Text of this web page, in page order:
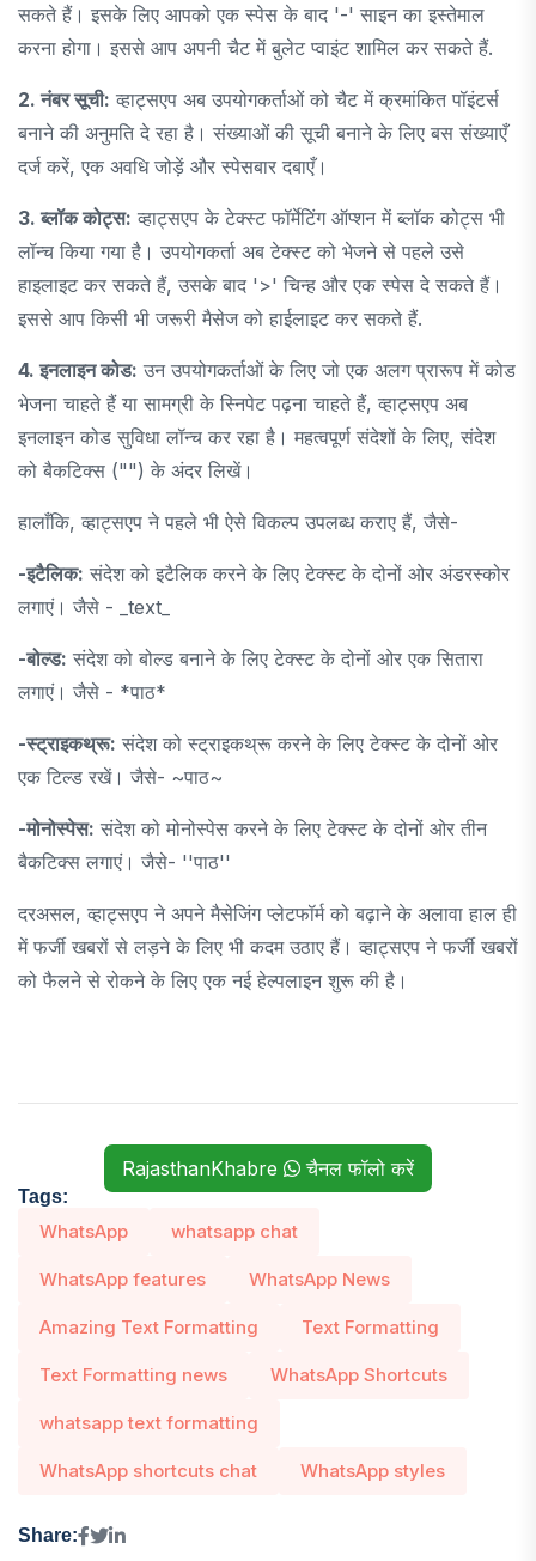
सकते हैं। इसके लिए आपको एक स्पेस के बाद '-' साइन का इस्तेमाल
करना होगा। इससे आप अपनी चैट में बुलेट प्वाइंट शामिल कर सकते हैं.
2. नंबर सूची: व्हाट्सएप अब उपयोगकर्ताओं को चैट में क्रमांकित पॉइंटर्स
बनाने की अनुमति दे रहा है। संख्याओं की सूची बनाने के लिए बस संख्याएँ
दर्ज करें, एक अवधि जोड़ें और स्पेसबार दबाएँ।
3. ब्लॉक कोट्स: व्हाट्सएप के टेक्स्ट फॉर्मेटिंग ऑप्शन में ब्लॉक कोट्स भी
लॉन्च किया गया है। उपयोगकर्ता अब टेक्स्ट को भेजने से पहले उसे
हाइलाइट कर सकते हैं, उसके बाद '>' चिन्ह और एक स्पेस दे सकते हैं।
इससे आप किसी भी जरूरी मैसेज को हाईलाइट कर सकते हैं.
4. इनलाइन कोड: उन उपयोगकर्ताओं के लिए जो एक अलग प्रारूप में कोड
भेजना चाहते हैं या सामग्री के स्निपेट पढ़ना चाहते हैं, व्हाट्सएप अब
इनलाइन कोड सुविधा लॉन्च कर रहा है। महत्वपूर्ण संदेशों के लिए, संदेश
को बैकटिक्स ("") के अंदर लिखें।
हालाँकि, व्हाट्सएप ने पहले भी ऐसे विकल्प उपलब्ध कराए हैं, जैसे-
-इटैलिक: संदेश को इटैलिक करने के लिए टेक्स्ट के दोनों ओर अंडरस्कोर
लगाएं। जैसे - _text_
-बोल्ड: संदेश को बोल्ड बनाने के लिए टेक्स्ट के दोनों ओर एक सितारा
लगाएं। जैसे - *पाठ*
-स्ट्राइकथ्रू: संदेश को स्ट्राइकथ्रू करने के लिए टेक्स्ट के दोनों ओर
एक टिल्ड रखें। जैसे- ~पाठ~
-मोनोस्पेस: संदेश को मोनोस्पेस करने के लिए टेक्स्ट के दोनों ओर तीन
बैकटिक्स लगाएं। जैसे- ''पाठ''
दरअसल, व्हाट्सएप ने अपने मैसेजिंग प्लेटफॉर्म को बढ़ाने के अलावा हाल ही
में फर्जी खबरों से लड़ने के लिए भी कदम उठाए हैं। व्हाट्सएप ने फर्जी खबरों
को फैलने से रोकने के लिए एक नई हेल्पलाइन शुरू की है।
RajasthanKhabre चैनल फॉलो करें
Tags:
WhatsApp whatsapp chat
WhatsApp features WhatsApp News
Amazing Text Formatting Text Formatting
Text Formatting news WhatsApp Shortcuts
whatsapp text formatting
WhatsApp shortcuts chat WhatsApp styles
Share: